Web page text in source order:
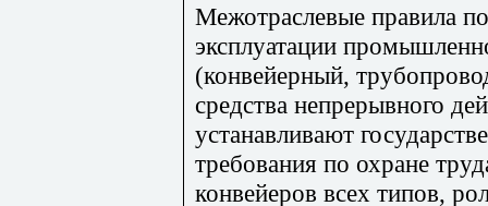
Межотраслевые правила
эксплуатации
(конвейерный,
средства непрерывного
устанавливают
требования по охране
конвейеров всех типов,